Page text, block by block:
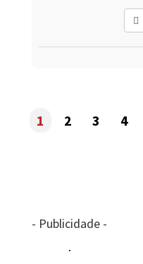
1 2 3 4
- Publicidade -